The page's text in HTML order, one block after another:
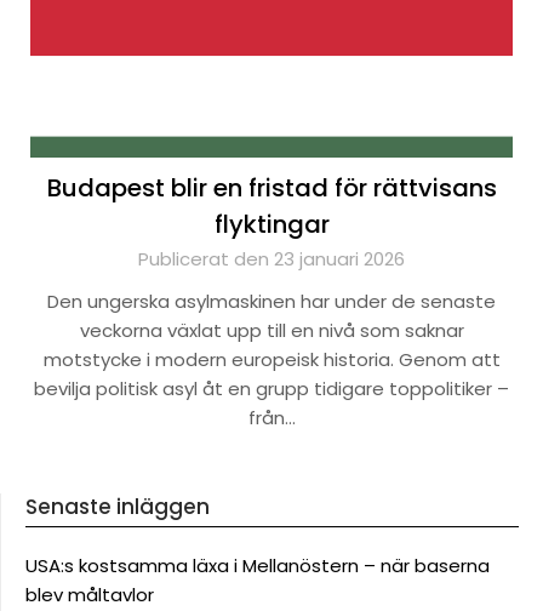
Budapest blir en fristad för rättvisans
flyktingar
Publicerat den 23 januari 2026
Den ungerska asylmaskinen har under de senaste
veckorna växlat upp till en nivå som saknar
motstycke i modern europeisk historia. Genom att
bevilja politisk asyl åt en grupp tidigare toppolitiker –
från…
Senaste inläggen
USA:s kostsamma läxa i Mellanöstern – när baserna
blev måltavlor